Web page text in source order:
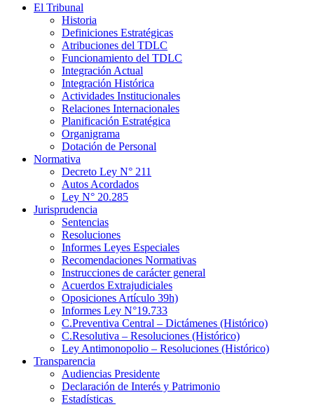
El Tribunal
Historia
Definiciones Estratégicas
Atribuciones del TDLC
Funcionamiento del TDLC
Integración Actual
Integración Histórica
Actividades Institucionales
Relaciones Internacionales
Planificación Estratégica
Organigrama
Dotación de Personal
Normativa
Decreto Ley N° 211
Autos Acordados
Ley N° 20.285
Jurisprudencia
Sentencias
Resoluciones
Informes Leyes Especiales
Recomendaciones Normativas
Instrucciones de carácter general
Acuerdos Extrajudiciales
Oposiciones Artículo 39h)
Informes Ley N°19.733
C.Preventiva Central – Dictámenes (Histórico)
C.Resolutiva – Resoluciones (Histórico)
Ley Antimonopolio – Resoluciones (Histórico)
Transparencia
Audiencias Presidente
Declaración de Interés y Patrimonio
Estadísticas